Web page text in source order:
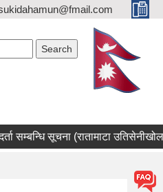
सूचना (रातामाटा उतिसेनीखोला